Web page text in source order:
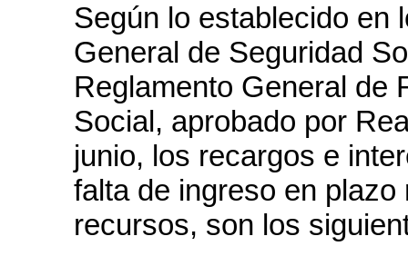
Según lo establecido en
General de Seguridad
Reglamento General de
Social, aprobado por
junio, los recargos e
falta de ingreso en
recursos, son los